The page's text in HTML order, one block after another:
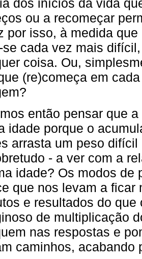
dos inícios da vida
ou a recomeçar
por isso, à medida
se cada vez mais
coisa. Ou,
(re)começa em
então pensar que
idade porque o
arrasta um peso
- a ver com a
idade? Os modos de
que nos levam a
e resultados do
de multiplicação
nas respostas e
caminhos, acabando